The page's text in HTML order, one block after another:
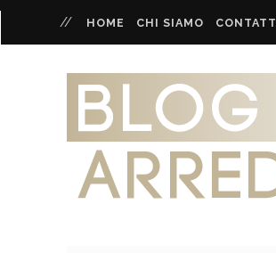
HOME CHI SIAMO